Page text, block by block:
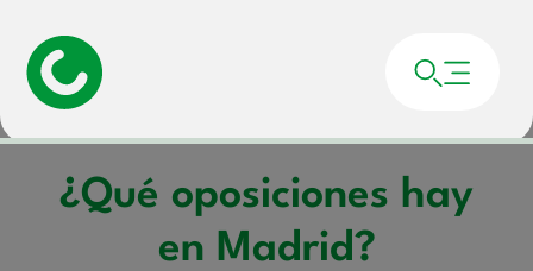
Portada»
¿Qué oposiciones hay
en Madrid?